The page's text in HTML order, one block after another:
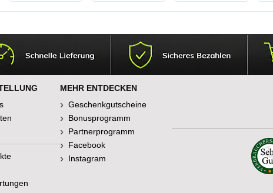
MEHR ENTDECKEN
Geschenkgutscheine
Bonusprogramm
Partnerprogramm
Facebook
Instagram